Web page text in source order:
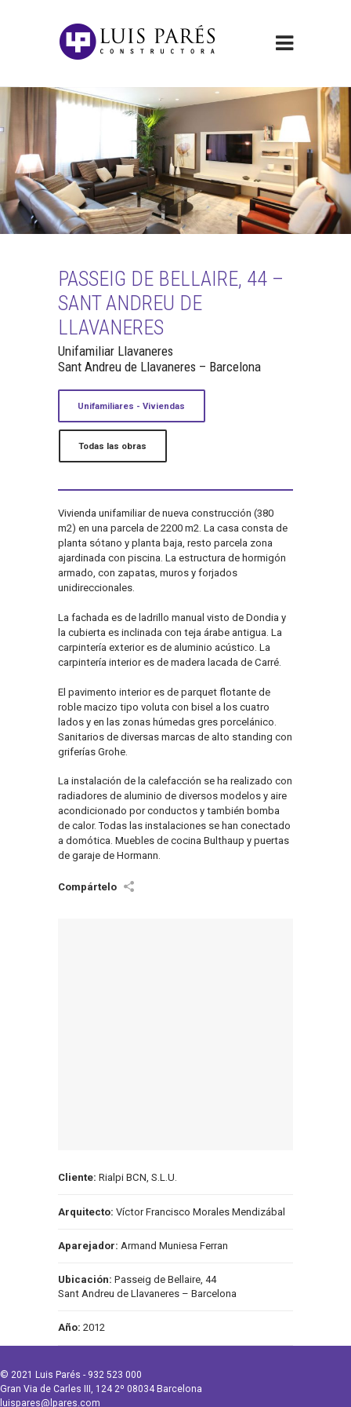
PASSEIG DE BELLAIRE, 44 –
SANT ANDREU DE
LLAVANERES
Unifamiliar Llavaneres
Sant Andreu de Llavaneres – Barcelona
Unifamiliares - Viviendas
Todas las obras
Vivienda unifamiliar de nueva construcción (380
m2) en una parcela de 2200 m2. La casa consta de
planta sótano y planta baja, resto parcela zona
ajardinada con piscina. La estructura de hormigón
armado, con zapatas, muros y forjados
unidireccionales.
La fachada es de ladrillo manual visto de Dondia y
la cubierta es inclinada con teja árabe antigua. La
carpintería exterior es de aluminio acústico. La
carpintería interior es de madera lacada de Carré.
El pavimento interior es de parquet flotante de
roble macizo tipo voluta con bisel a los cuatro
lados y en las zonas húmedas gres porcelánico.
Sanitarios de diversas marcas de alto standing con
griferías Grohe.
La instalación de la calefacción se ha realizado con
radiadores de aluminio de diversos modelos y aire
acondicionado por conductos y también bomba
de calor. Todas las instalaciones se han conectado
a domótica. Muebles de cocina Bulthaup y puertas
de garaje de Hormann.
Cliente: Rialpi BCN, S.L.U.
Arquitecto: Víctor Francisco Morales Mendizábal
Aparejador: Armand Muniesa Ferran
Ubicación: Passeig de Bellaire, 44
Sant Andreu de Llavaneres – Barcelona
Año: 2012
© 2021 Luis Parés - 932 523 000
Gran Via de Carles III, 124 2º 08034 Barcelona
luispares@lpares.com